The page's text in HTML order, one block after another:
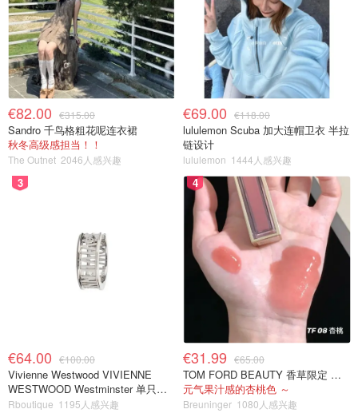
€82.00 €315.00
Sandro 千鸟格粗花呢连衣裙
秋冬高级感担当！！
The Outnet 2046人感兴趣
€69.00 €118.00
lululemon Scuba 加大连帽卫衣 半拉
链设计
lululemon 1444人感兴趣
3
€64.00 €100.00
Vivienne Westwood VIVIENNE
WESTWOOD Westminster 单只耳
环
Rboutique 1195人感兴趣
4
€31.99 €65.00
TOM FORD BEAUTY 香草限定 镜面唇蜜 #08INHIBITION
元气果汁感的杏桃色 ～
Breuninger 1080人感兴趣